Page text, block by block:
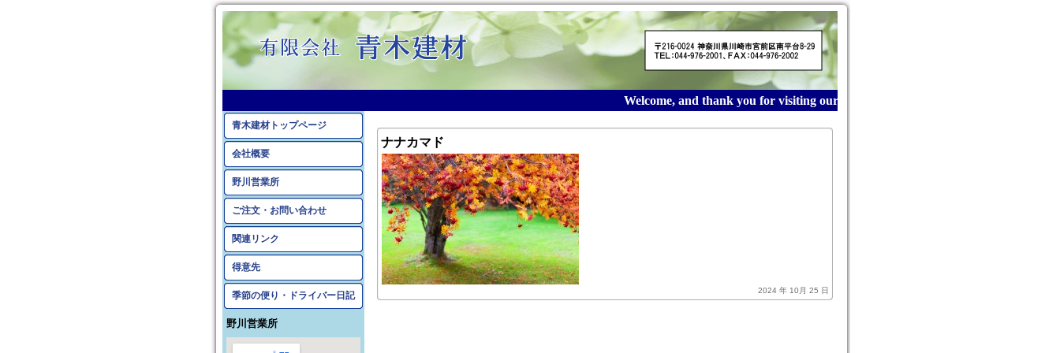
Welcome, and thank you for visiting our website! 産業廃棄物収集運搬は青木建材に
青木建材トップページ
会社概要
野川営業所
ご注文・お問い合わせ
関連リンク
得意先
季節の便り・ドライバー日記
野川営業所
ナナカマド
2024 年 10月 25 日